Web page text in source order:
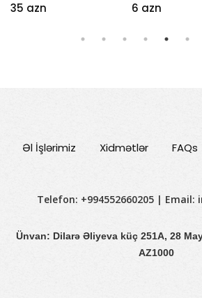
35 azn
6 azn
Əl İşlərimiz Xidmətlər FAQs
Telefon: +994552660205 | Email:
Ünvan: Dilarə Əliyeva küç 251A, 28
AZ1000